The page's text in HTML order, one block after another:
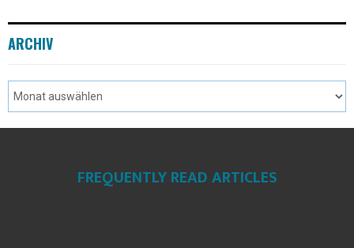
ARCHIV
FREQUENTLY READ ARTICLES